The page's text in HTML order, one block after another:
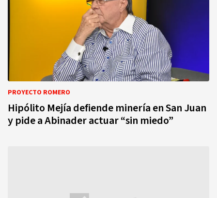
PROYECTO ROMERO
Hipólito Mejía defiende minería en San Juan
y pide a Abinader actuar “sin miedo”